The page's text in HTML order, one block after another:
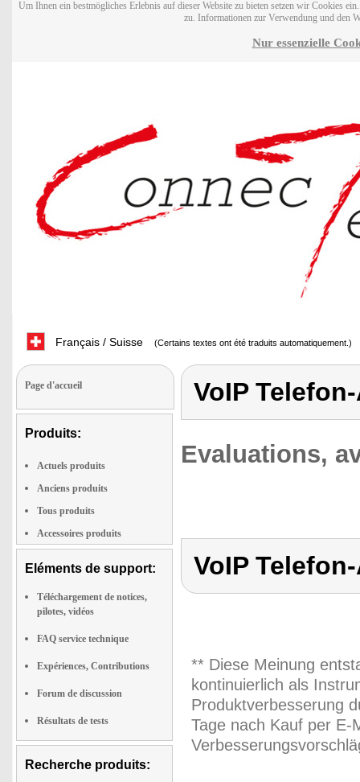
Um Ihnen ein bestmögliches Erlebnis auf dieser Website zu bieten setzen wir Cookies
zu. Informationen zur Verwendung und den
Nur essenzielle
Français / Suisse (Certains textes ont été traduits automatiquement.)
Page d'accueil
Produits:
Actuels produits
Anciens produits
Tous produits
Accessoires produits
Eléments de support:
Téléchargement de notices,
pilotes, vidéos
FAQ service technique
Expériences, Contributions
Forum de discussion
Résultats de tests
Recherche produits:
VoIP
Evaluations,
VoIP
** Diese Meinung
kontinuierlich als
Produktverbesserung
Tage nach Kauf per E-